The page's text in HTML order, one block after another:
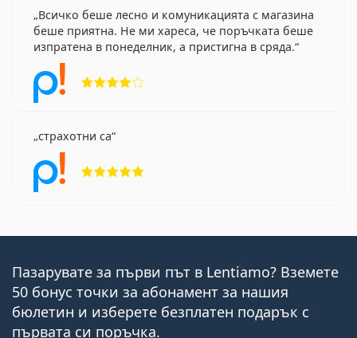
Всичко беше лесно и комуникацията с магазина
беше приятна. Не ми хареса, че поръчката беше
изпратена в понеделник, а пристигна в сряда.
страхотни са
Пазарувате за първи път в Lentiamo? Вземете
50 бонус точки за абонамент за нашия
бюлетин и изберете безплатен подарък с
първата си поръчка.